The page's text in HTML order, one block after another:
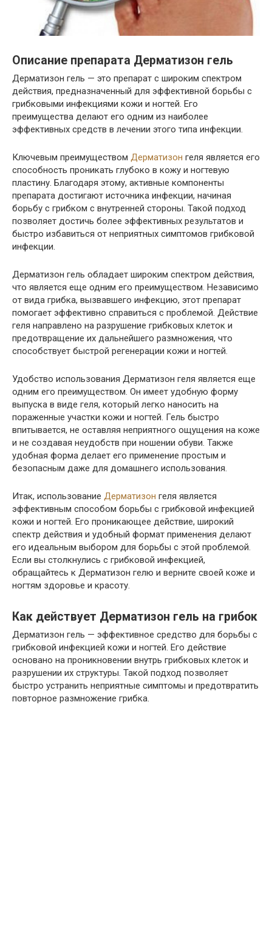
Описание препарата Дерматизон гель
Дерматизон гель — это препарат с широким спектром
действия, предназначенный для эффективной борьбы с
грибковыми инфекциями кожи и ногтей. Его
преимущества делают его одним из наиболее
эффективных средств в лечении этого типа инфекции.
Ключевым преимуществом Дерматизон геля является его
способность проникать глубоко в кожу и ногтевую
пластину. Благодаря этому, активные компоненты
препарата достигают источника инфекции, начиная
борьбу с грибком с внутренней стороны. Такой подход
позволяет достичь более эффективных результатов и
быстро избавиться от неприятных симптомов грибковой
инфекции.
Дерматизон гель обладает широким спектром действия,
что является еще одним его преимуществом. Независимо
от вида грибка, вызвавшего инфекцию, этот препарат
помогает эффективно справиться с проблемой. Действие
геля направлено на разрушение грибковых клеток и
предотвращение их дальнейшего размножения, что
способствует быстрой регенерации кожи и ногтей.
Удобство использования Дерматизон геля является еще
одним его преимуществом. Он имеет удобную форму
выпуска в виде геля, который легко наносить на
пораженные участки кожи и ногтей. Гель быстро
впитывается, не оставляя неприятного ощущения на коже
и не создавая неудобств при ношении обуви. Также
удобная форма делает его применение простым и
безопасным даже для домашнего использования.
Итак, использование Дерматизон геля является
эффективным способом борьбы с грибковой инфекцией
кожи и ногтей. Его проникающее действие, широкий
спектр действия и удобный формат применения делают
его идеальным выбором для борьбы с этой проблемой.
Если вы столкнулись с грибковой инфекцией,
обращайтесь к Дерматизон гелю и верните своей коже и
ногтям здоровье и красоту.
Как действует Дерматизон гель на грибок
Дерматизон гель — эффективное средство для борьбы с
грибковой инфекцией кожи и ногтей. Его действие
основано на проникновении внутрь грибковых клеток и
разрушении их структуры. Такой подход позволяет
быстро устранить неприятные симптомы и предотвратить
повторное размножение грибка.